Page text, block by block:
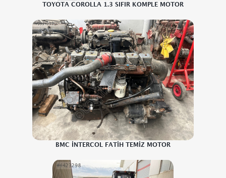
TOYOTA COROLLA 1.3 SIFIR KOMPLE MOTOR
BMC İNTERCOL FATİH TEMİZ MOTOR